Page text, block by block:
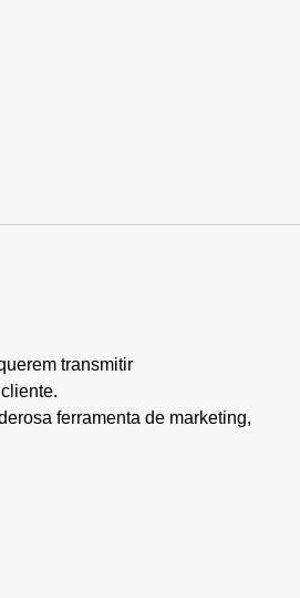
transmitir
ferramenta de marketing,